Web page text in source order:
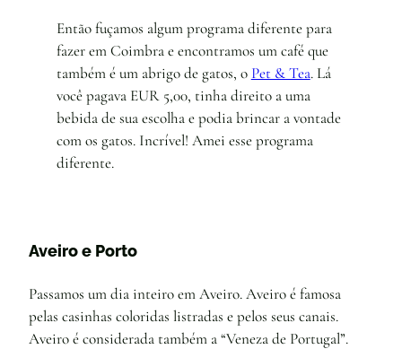
Então fuçamos algum programa diferente para
fazer em Coimbra e encontramos um café que
também é um abrigo de gatos, o Pet & Tea. Lá
você pagava EUR 5,00, tinha direito a uma
bebida de sua escolha e podia brincar a vontade
com os gatos. Incrível! Amei esse programa
diferente.
Aveiro e Porto
Passamos um dia inteiro em Aveiro. Aveiro é famosa
pelas casinhas coloridas listradas e pelos seus canais.
Aveiro é considerada também a “Veneza de Portugal”.